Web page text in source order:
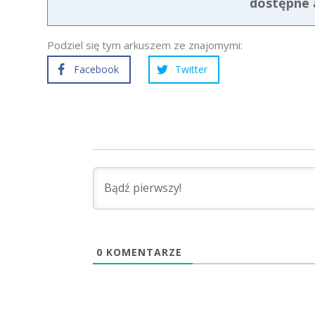
Podziel się tym arkuszem ze znajomymi:
Facebook Twitter
0 KOMENTARZE